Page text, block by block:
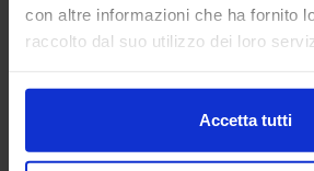
con altre informazioni che ha fornito
raccolto dal suo utilizzo dei loro
Accetta tutti